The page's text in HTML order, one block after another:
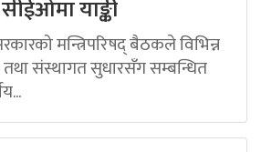
याङ्की
मन्त्रिपरिषद् बैठकले विभिन्न
संस्थागत सुधारसँग सम्बन्धित